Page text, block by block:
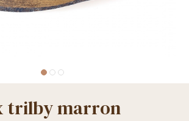
trilby marron